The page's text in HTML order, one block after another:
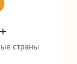
страны